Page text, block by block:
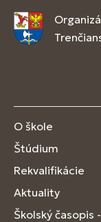
O škole
Štúdium
Rekvalifikácie
Aktuality
Školský časopis